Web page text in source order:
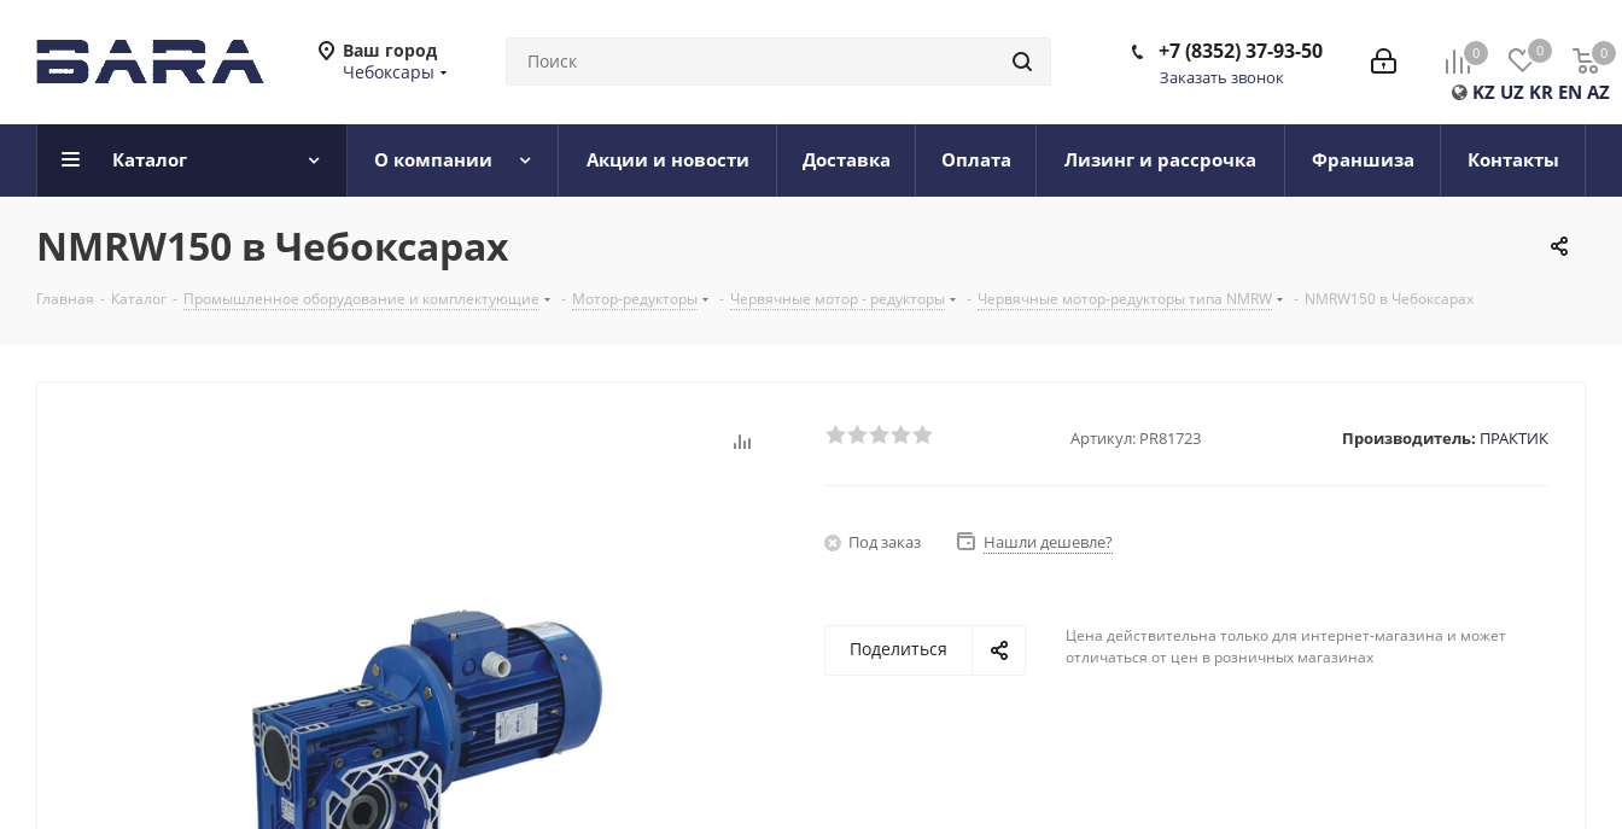
Ваш город
Чебоксары
0 0 0
0
KZ UZ KR EN AZ
+7 (8352) 37-93-50
Заказать звонок
Каталог О компании Акции и новости Доставка Оплата Лизинг и рассрочка Франшиза Контакты
NMRW150 в Чебоксарах
Главная - Каталог - Промышленное оборудование и комплектующие - Мотор-редукторы - Червячные мотор - редукторы - Червячные мотор-редукторы типа NMRW - NMRW150 в Чебоксарах
Артикул: PR81723 Производитель: ПРАКТИК
Под заказ Нашли дешевле?
Поделиться
Цена действительна только для интернет-магазина и может
отличаться от цен в розничных магазинах